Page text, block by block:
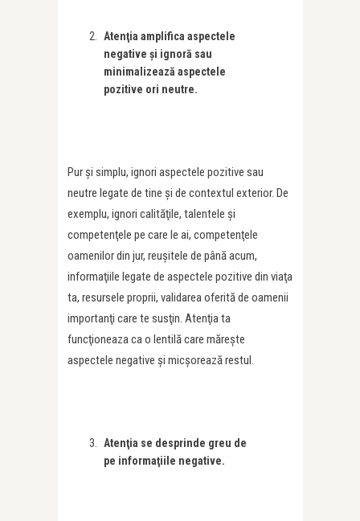
Atenţia amplifica aspectele
negative şi ignoră sau
minimalizează aspectele
pozitive ori neutre.
Pur şi simplu, ignori aspectele pozitive sau
neutre legate de tine şi de contextul exterior. De
exemplu, ignori calităţile, talentele şi
competenţele pe care le ai, competenţele
oamenilor din jur, reuşitele de până acum,
informaţiile legate de aspectele pozitive din viaţa
ta, resursele proprii, validarea oferită de oamenii
importanţi care te susţin. Atenţia ta
funcţioneaza ca o lentilă care măreşte
aspectele negative şi micşorează restul.
Atenţia se desprinde greu de
pe informaţiile negative.